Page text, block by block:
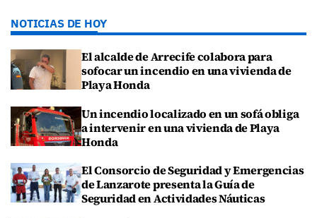
NOTICIAS DE HOY
El alcalde de Arrecife colabora para
sofocar un incendio en una vivienda de
Playa Honda
Un incendio localizado en un sofá obliga
a intervenir en una vivienda de Playa
Honda
El Consorcio de Seguridad y Emergencias
de Lanzarote presenta la Guía de
Seguridad en Actividades Náuticas